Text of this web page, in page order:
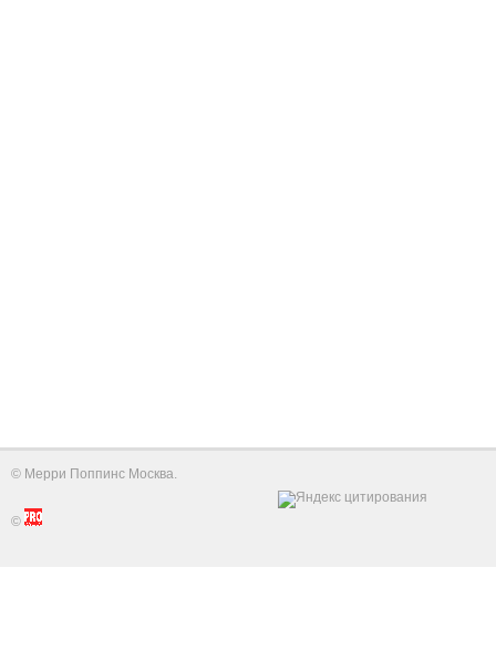
© Мерри Поппинс Москва.
©